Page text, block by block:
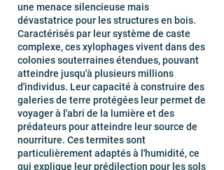
une menace silencieuse mais
dévastatrice pour les structures en bois.
Caractérisés par leur système de caste
complexe, ces xylophages vivent dans des
colonies souterraines étendues, pouvant
atteindre jusqu'à plusieurs millions
d'individus. Leur capacité à construire des
galeries de terre protégées leur permet de
voyager à l'abri de la lumière et des
prédateurs pour atteindre leur source de
nourriture. Ces termites sont
particulièrement adaptés à l'humidité, ce
qui explique leur prédilection pour les sols